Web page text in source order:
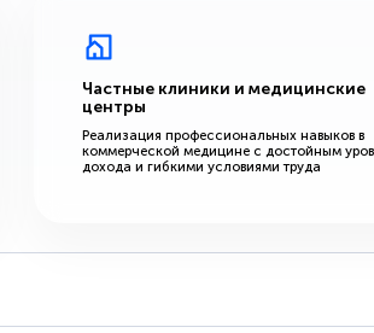
Частные клиники и медицинские
центры
Реализация профессиональных навыков в
коммерческой медицине с достойным
дохода и гибкими условиями труда